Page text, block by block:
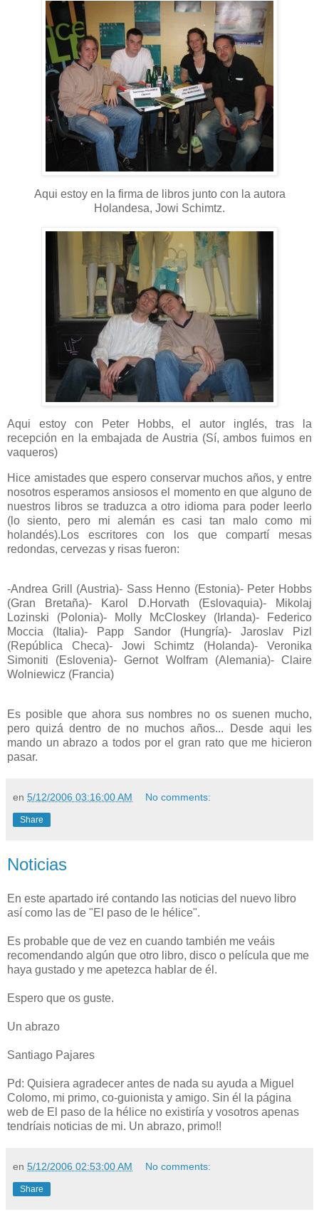
Aqui estoy en la firma de libros junto con la autora
Holandesa, Jowi Schimtz.
Aqui estoy con Peter Hobbs, el autor inglés, tras la
recepción en la embajada de Austria (Sí, ambos fuimos en
vaqueros)
Hice amistades que espero conservar muchos años, y entre
nosotros esperamos ansiosos el momento en que alguno de
nuestros libros se traduzca a otro idioma para poder leerlo
(lo siento, pero mi alemán es casi tan malo como mi
holandés).Los escritores con los que compartí mesas
redondas, cervezas y risas fueron:
-Andrea Grill (Austria)- Sass Henno (Estonia)- Peter Hobbs
(Gran Bretaña)- Karol D.Horvath (Eslovaquia)- Mikolaj
Lozinski (Polonia)- Molly McCloskey (Irlanda)- Federico
Moccia (Italia)- Papp Sandor (Hungría)- Jaroslav Pizl
(República Checa)- Jowi Schimtz (Holanda)- Veronika
Simoniti (Eslovenia)- Gernot Wolfram (Alemania)- Claire
Wolniewicz (Francia)
Es posible que ahora sus nombres no os suenen mucho,
pero quizá dentro de no muchos años... Desde aqui les
mando un abrazo a todos por el gran rato que me hicieron
pasar.
en 5/12/2006 03:16:00 AM No comments:
Share
Noticias
En este apartado iré contando las noticias del nuevo libro
así como las de "El paso de le hélice".
Es probable que de vez en cuando también me veáis
recomendando algún que otro libro, disco o película que me
haya gustado y me apetezca hablar de él.
Espero que os guste.
Un abrazo
Santiago Pajares
Pd: Quisiera agradecer antes de nada su ayuda a Miguel
Colomo, mi primo, co-guionista y amigo. Sin él la página
web de El paso de la hélice no existiría y vosotros apenas
tendríais noticias de mi. Un abrazo, primo!!
en 5/12/2006 02:53:00 AM No comments:
Share